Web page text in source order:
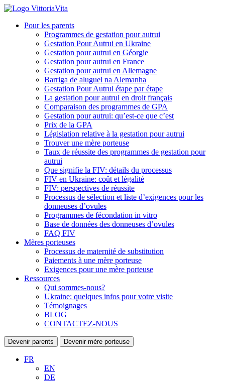
Pour les parents
Programmes de gestation pour autrui
Gestation Pour Autrui en Ukraine
Gestation pour autrui en Géorgie
Gestation pour autrui en France
Gestation pour autrui en Allemagne
Barriga de aluguel na Alemanha
Gestation Pour Autrui étape par étape
La gestation pour autrui en droit français
Comparaison des programmes de GPA
Gestation pour autrui: qu’est-ce que c’est
Prix de la GPA
Législation relative à la gestation pour autrui
Trouver une mère porteuse
Taux de réussite des programmes de gestation pour
autrui
Que signifie la FIV: détails du processus
FIV en Ukraine: coût et légalité
FIV: perspectives de réussite
Processus de sélection et liste d’exigences pour les
donneuses d’ovules
Programmes de fécondation in vitro
Base de données des donneuses d’ovules
FAQ FIV
Mères porteuses
Processus de maternité de substitution
Paiements à une mère porteuse
Exigences pour une mère porteuse
Ressources
Qui sommes-nous?
Ukraine: quelques infos pour votre visite
Témoignages
BLOG
CONTACTEZ-NOUS
Devenir parents Devenir mère porteuse
FR
EN
DE